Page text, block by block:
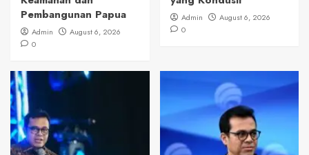
Pembangunan Papua
Admin
August 6, 2026
0
Admin
August 6, 2026
0